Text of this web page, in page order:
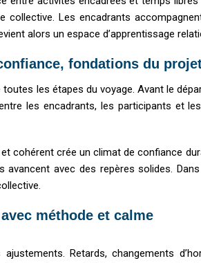
collective. Les encadrants
alors un espace d’apprentissage
fondations du
toutes les étapes du voyage. Avant le
les encadrants, les participants et
cohérent crée un climat de confiance
avancent avec des repères solides.
méthode et calme
Retards, changements